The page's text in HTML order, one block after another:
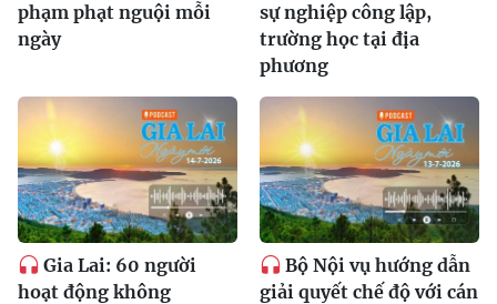
phạm phạt nguội mỗi
ngày
sự nghiệp công lập,
trường học tại địa
phương
Gia Lai: 60 người
hoạt động không
Bộ Nội vụ hướng dẫn
giải quyết chế độ với cán